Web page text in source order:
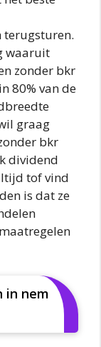
terugsturen.
waaruit
zonder bkr
80% van de
graag
bkr
dividend
tof vind
is dat ze
in nem